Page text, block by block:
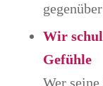
Wir
Gefühle
Wer